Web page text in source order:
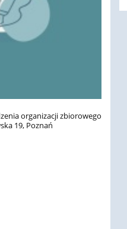
organizacji zbiorowego
19, Poznań